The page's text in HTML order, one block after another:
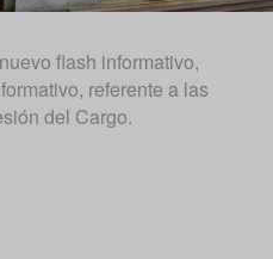
flash informativo,
referente a las
del Cargo.